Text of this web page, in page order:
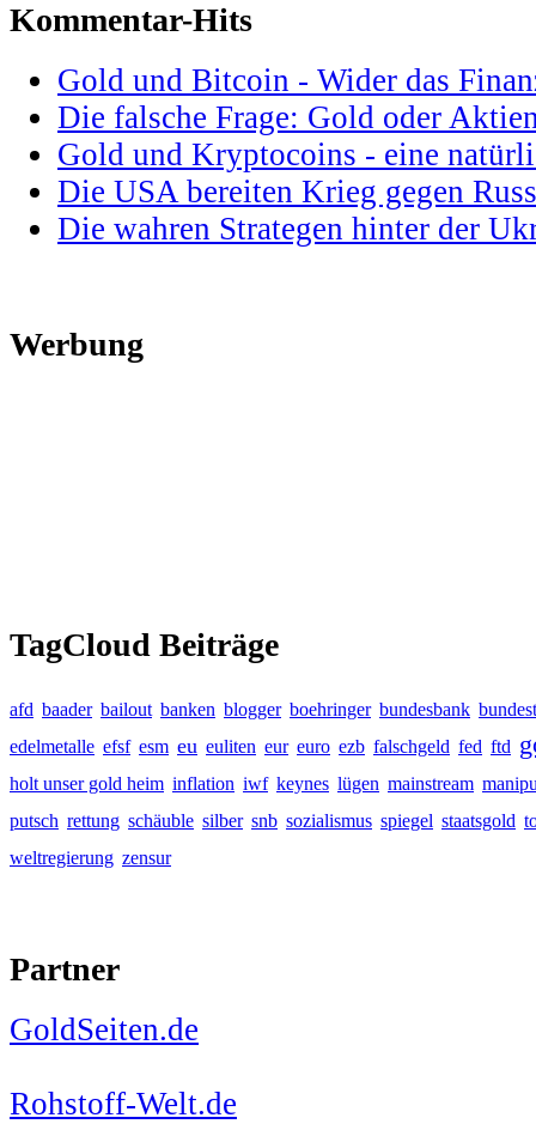
Kommentar-Hits
Gold und Bitcoin - Wider das
Die falsche Frage: Gold oder
Gold und Kryptocoins - eine
Die USA bereiten Krieg gegen
Die wahren Strategen hinter der
Werbung
TagCloud Beiträge
afd baader bailout banken blogger boehringer bundesbank
edelmetalle efsf esm eu euliten eur euro ezb falschgeld fed ftd
holt unser gold heim inflation iwf keynes lügen mainstream
putsch rettung schäuble silber snb sozialismus spiegel staatsgold
weltregierung zensur
Partner
GoldSeiten.de
Rohstoff-Welt.de